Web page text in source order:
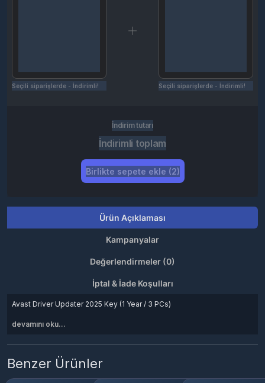
Seçili siparişlerde - İndirimli! Seçili siparişlerde - İndirimli!
İndirim tutarı
İndirimli toplam
Birlikte sepete ekle (2)
Ürün Açıklaması
Kampanyalar
Değerlendirmeler (0)
İptal & İade Koşulları
Avast Driver Updater 2025 Key (1 Year / 3 PCs)
devamını oku...
Benzer Ürünler